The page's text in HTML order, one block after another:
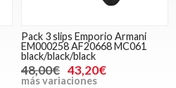
Pack 3 slips Emporio Armani
EM000258 AF20668 MC061
black/black/black
48,00€ 43,20€
más variaciones